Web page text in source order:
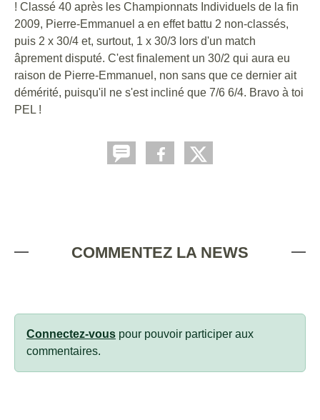
! Classé 40 après les Championnats Individuels de la fin
2009, Pierre-Emmanuel a en effet battu 2 non-classés,
puis 2 x 30/4 et, surtout, 1 x 30/3 lors d'un match
âprement disputé. C'est finalement un 30/2 qui aura eu
raison de Pierre-Emmanuel, non sans que ce dernier ait
démérité, puisqu'il ne s'est incliné que 7/6 6/4. Bravo à toi
PEL !
COMMENTEZ LA NEWS
Connectez-vous pour pouvoir participer aux
commentaires.